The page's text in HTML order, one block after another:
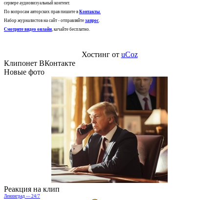
сервере аудиовизуальный контент.
По вопросам авторских прав пишите в Контакты.
Набор журналистов на сайт - отправляйте запрос.
Смотрите видео онлайн, качайте бесплатно.
Хостинг от uCoz
Клипонет ВКонтакте
Новые фото
Реакция на клип
Ленинград — 24/7